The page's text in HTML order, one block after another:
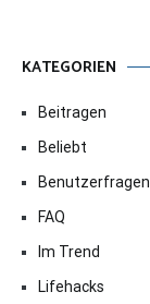
KATEGORIEN
Beitragen
Beliebt
Benutzerfragen
FAQ
Im Trend
Lifehacks